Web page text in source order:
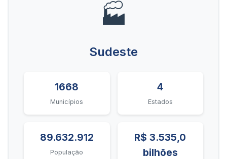
🏭
Sudeste
1668
Municípios
4
Estados
89.632.912
População
R$ 3.535,0
bilhões